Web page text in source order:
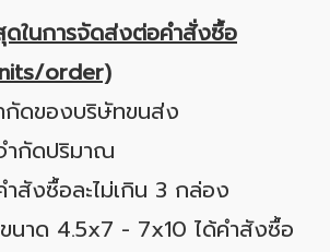
ในการจัดส่งต่อคำสั่งซื้อ
order)
กัดของบริษัทขนส่ง
ำกัดปริมาณ
สังซื้อละไม่เกิน 3 กล่อง
นาด 4.5x7 - 7x10 ได้คำสังซื้อ